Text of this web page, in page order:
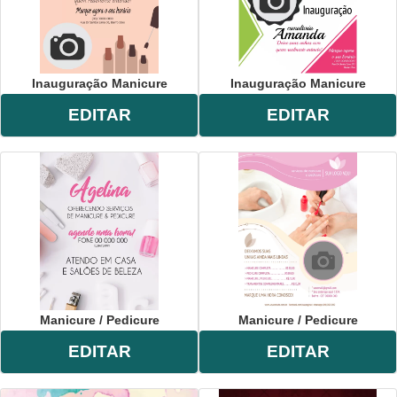
Inauguração Manicure
EDITAR
Inauguração Manicure
EDITAR
Manicure / Pedicure
EDITAR
Manicure / Pedicure
EDITAR